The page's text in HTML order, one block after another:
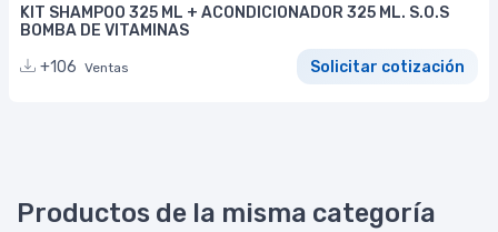
KIT SHAMPOO 325 ML + ACONDICIONADOR 325 ML. S.O.S
BOMBA DE VITAMINAS
+106 Ventas Solicitar cotización
Productos de la misma categoría